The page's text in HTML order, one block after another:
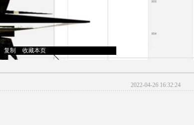
复制 收藏本页
2022-04-26 16:32:24